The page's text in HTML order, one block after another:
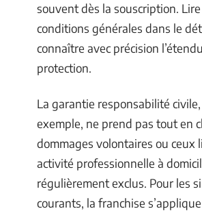
souvent dès la souscription.
conditions générales dans le
connaître avec précision
protection.
La garantie responsabilité
exemple, ne prend pas tout en
dommages volontaires ou ceux
activité professionnelle à
régulièrement exclus. Pour les
courants, la franchise s’applique